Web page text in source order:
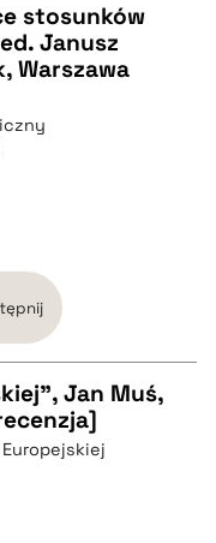
stosunków
Janusz
Warszawa
Jan Muś,